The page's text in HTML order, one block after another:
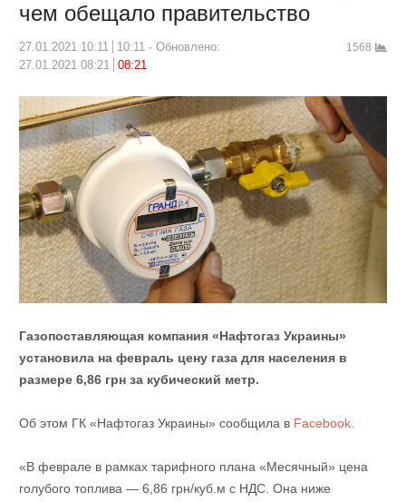
чем обещало правительство
27.01.2021 10:11 10:11
Обновлено:
27.01.2021 08:21
08:21
1568
Газопоставляющая компания «Нафтогаз Украины»
установила на февраль цену газа для населения в
размере 6,86 грн за кубический метр.
Об этом ГК «Нафтогаз Украины» сообщила в Facebook.
«В феврале в рамках тарифного плана «Месячный» цена
голубого топлива — 6,86 грн/куб.м с НДС. Она ниже